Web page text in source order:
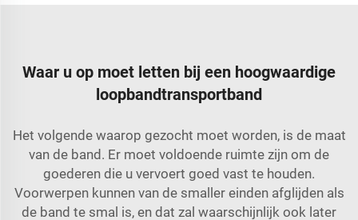
Waar u op moet letten bij een hoogwaardige
loopbandtransportband
Het volgende waarop gezocht moet worden, is de maat
van de band. Er moet voldoende ruimte zijn om de
goederen die u vervoert goed vast te houden.
Voorwerpen kunnen van de smaller einden afglijden als
de band te smal is, en dat zal waarschijnlijk ook later